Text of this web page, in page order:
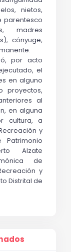
nietos,
parentesco
madres
cónyuge,
por acto
el
en alguno
proyectos,
al
en alguna
cultura, a
y
Patrimonio
Alzate
de
y
Distrital de